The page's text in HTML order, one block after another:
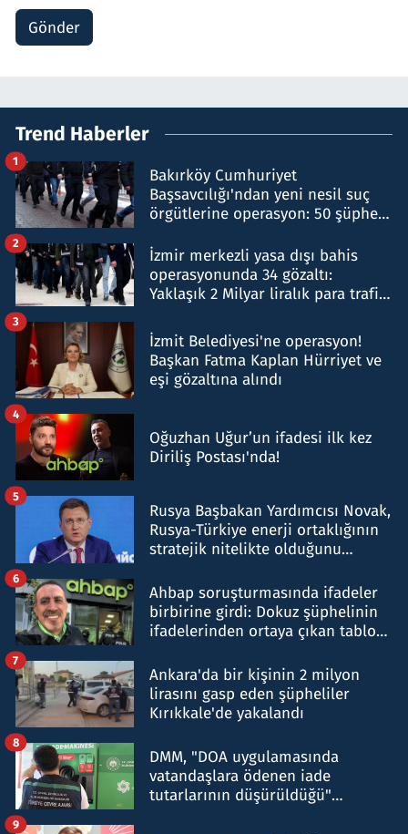
Gönder
Trend Haberler
Bakırköy Cumhuriyet
Başsavcılığı'ndan yeni nesil suç
örgütlerine operasyon: 50 şüpheli
1
İzmir merkezli yasa dışı bahis
operasyonunda 34 gözaltı:
Yaklaşık 2 Milyar liralık para trafiği
2
İzmit Belediyesi'ne operasyon!
Başkan Fatma Kaplan Hürriyet ve
eşi gözaltına alındı
3
Oğuzhan Uğur’un ifadesi ilk kez
Diriliş Postası'nda!
4
Rusya Başbakan Yardımcısı Novak,
Rusya-Türkiye enerji ortaklığının
stratejik nitelikte olduğunu
5
Ahbap soruşturmasında ifadeler
birbirine girdi: Dokuz şüphelinin
ifadelerinden ortaya çıkan tablo
6
Ankara'da bir kişinin 2 milyon
lirasını gasp eden şüpheliler
Kırıkkale'de yakalandı
7
DMM, "DOA uygulamasında
vatandaşlara ödenen iade
tutarlarının düşürüldüğü"
8
9